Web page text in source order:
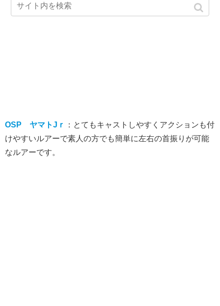
OSP ヤマトJｒ
：とてもキャストしやすくアクションも付
けやすいルアーで素人の方でも簡単に左右の首振りが可能
なルアーです。